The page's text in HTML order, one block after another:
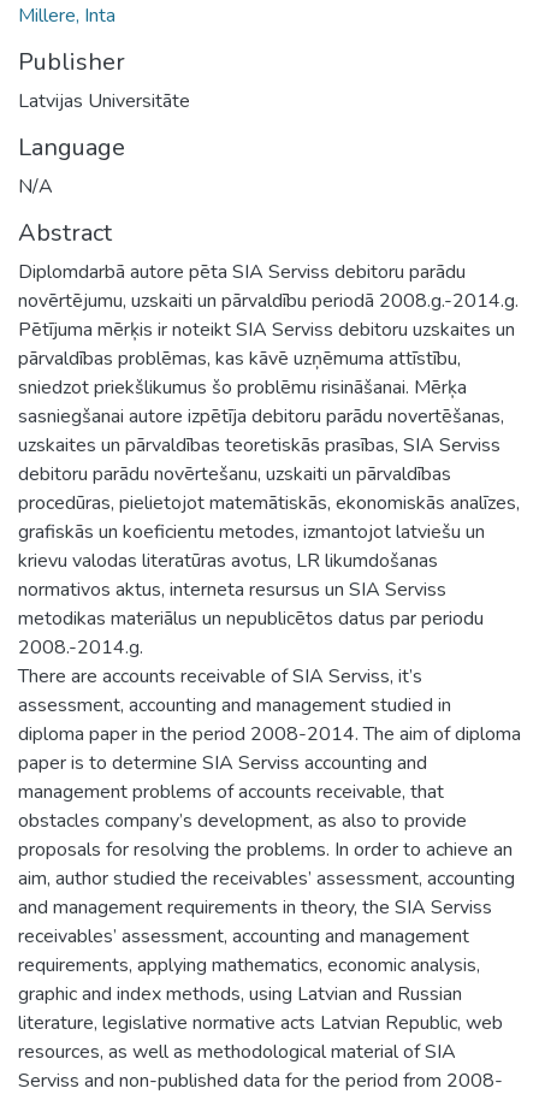
Millere, Inta
Publisher
Latvijas Universitāte
Language
N/A
Abstract
Diplomdarbā autore pēta SIA Serviss debitoru parādu
novērtējumu, uzskaiti un pārvaldību periodā 2008.g.-2014.g.
Pētījuma mērķis ir noteikt SIA Serviss debitoru uzskaites un
pārvaldības problēmas, kas kāvē uzņēmuma attīstību,
sniedzot priekšlikumus šo problēmu risināšanai. Mērķa
sasniegšanai autore izpētīja debitoru parādu novertēšanas,
uzskaites un pārvaldības teoretiskās prasības, SIA Serviss
debitoru parādu novērtešanu, uzskaiti un pārvaldības
procedūras, pielietojot matemātiskās, ekonomiskās analīzes,
grafiskās un koeficientu metodes, izmantojot latviešu un
krievu valodas literatūras avotus, LR likumdošanas
normativos aktus, interneta resursus un SIA Serviss
metodikas materiālus un nepublicētos datus par periodu
2008.-2014.g.
There are accounts receivable of SIA Serviss, it’s
assessment, accounting and management studied in
diploma paper in the period 2008-2014. The aim of diploma
paper is to determine SIA Serviss accounting and
management problems of accounts receivable, that
obstacles company’s development, as also to provide
proposals for resolving the problems. In order to achieve an
aim, author studied the receivables’ assessment, accounting
and management requirements in theory, the SIA Serviss
receivables’ assessment, accounting and management
requirements, applying mathematics, economic analysis,
graphic and index methods, using Latvian and Russian
literature, legislative normative acts Latvian Republic, web
resources, as well as methodological material of SIA
Serviss and non-published data for the period from 2008-